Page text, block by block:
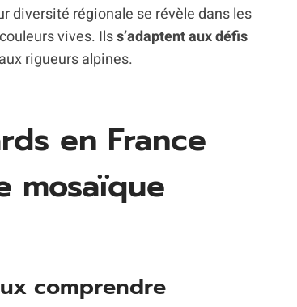
diversité régionale se révèle dans les
vives. Ilss’adaptent aux défis
rigueurs alpines.
en France
mosaïque
comprendre